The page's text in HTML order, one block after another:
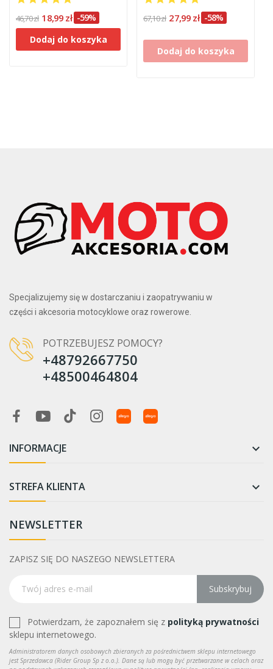
46,70 zł 18,99 zł -59%
Dodaj do koszyka
67,10 zł 27,99 zł -58%
Dodaj do koszyka
Specjalizujemy się w dostarczaniu i zaopatrywaniu w
części i akcesoria motocyklowe oraz rowerowe.
POTRZEBUJESZ POMOCY?
+48792667750
+48500464804
INFORMACJE 
STREFA KLIENTA 
NEWSLETTER
ZAPISZ SIĘ DO NASZEGO NEWSLETTERA
Subskrybuj
Potwierdzam, że zapoznałem się z polityką prywatności
sklepu internetowego.
Administratorem danych osobowych zbieranych za pośrednictwem sklepu internetowego
jest Sprzedawca (Rider Group Sp z o.o.). Dane są lub mogą być przetwarzane w celach oraz